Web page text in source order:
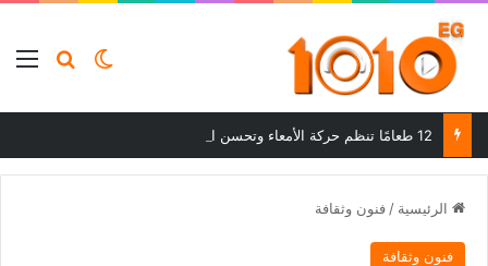
بحثالوضع
الرئيسية / فنون وثقافة
فنون وثقافة